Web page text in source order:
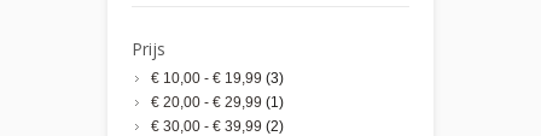
Prijs
€ 10,00 - € 19,99 (3)
€ 20,00 - € 29,99 (1)
€ 30,00 - € 39,99 (2)